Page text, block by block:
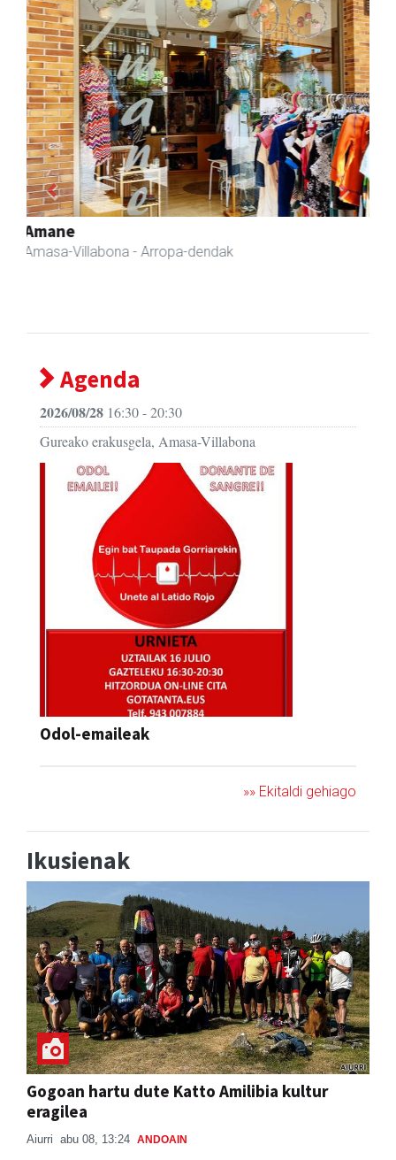
Amasa kafetegia
Amasa-Villabona - Gozotegiak
Previous Next
Agenda
2026/08/28 16:30 - 20:30
Gureako erakusgela, Amasa-Villabona
Odol-emaileak
»» Ekitaldi gehiago
Ikusienak
Gogoan hartu dute Katto Amilibia kultur
eragilea
Aiurri abu 08, 13:24 ANDOAIN